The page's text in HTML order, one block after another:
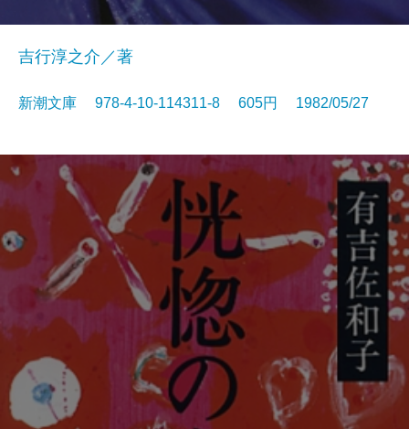
吉行淳之介／著
新潮文庫 978-4-10-114311-8 605円 1982/05/27